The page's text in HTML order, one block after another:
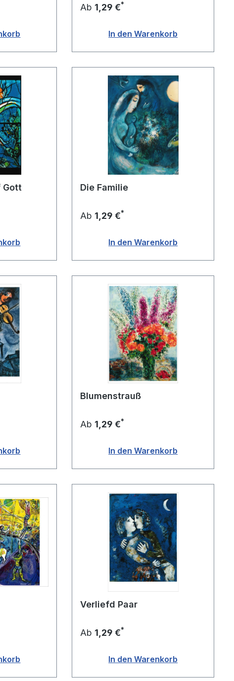
Ab 1,29 €*
In den Warenkorb
Gott Die Familie
Ab 1,29 €*
In den Warenkorb
Blumenstrauß
Ab 1,29 €*
In den Warenkorb
Verliefd Paar
Ab 1,29 €*
In den Warenkorb